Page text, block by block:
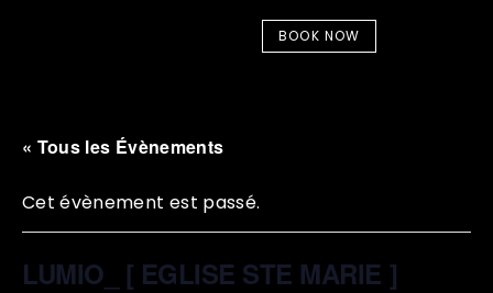
BOOK NOW
« Tous les Évènements
Cet évènement est passé.
LUMIO_ [ EGLISE STE MARIE ]